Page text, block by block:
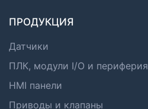
ПРОДУКЦИЯ
Датчики
ПЛК, модули I/O и периферия
HMI панели
Приводы и клапаны